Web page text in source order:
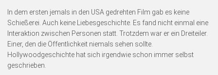
In dem ersten jemals in den USA gedrehten Film gab es keine
Schießerei. Auch keine Liebesgeschichte. Es fand nicht einmal eine
Interaktion zwischen Personen statt. Trotzdem war er ein Dreiteiler.
Einer, den die Öffentlichkeit niemals sehen sollte.
Hollywoodgeschichte hat sich irgendwie schon immer selbst
geschrieben.